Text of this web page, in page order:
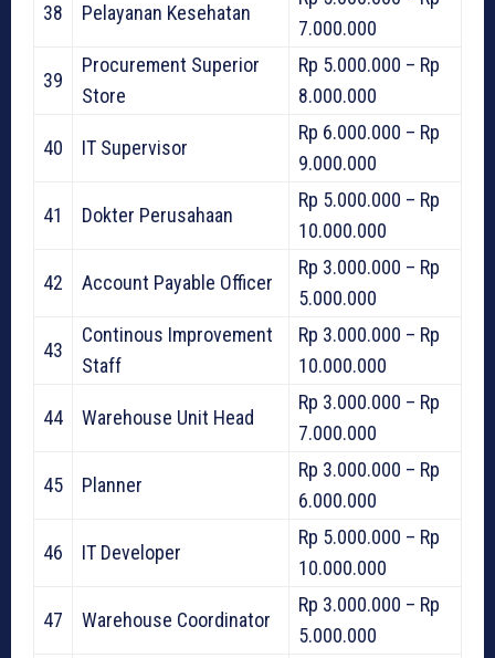
38 Pelayanan Kesehatan
7.000.000
39
Procurement Superior
Store
Rp 5.000.000 – Rp
8.000.000
40 IT Supervisor
Rp 6.000.000 – Rp
9.000.000
41 Dokter Perusahaan
Rp 5.000.000 – Rp
10.000.000
42 Account Payable Officer
Rp 3.000.000 – Rp
5.000.000
43
Continous Improvement
Staff
Rp 3.000.000 – Rp
10.000.000
44 Warehouse Unit Head
Rp 3.000.000 – Rp
7.000.000
45 Planner
Rp 3.000.000 – Rp
6.000.000
46 IT Developer
Rp 5.000.000 – Rp
10.000.000
47 Warehouse Coordinator
Rp 3.000.000 – Rp
5.000.000